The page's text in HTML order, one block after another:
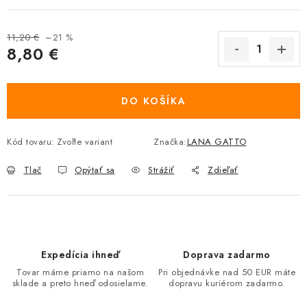
11,20 € –21 %
8,80 €
DO KOŠÍKA
Kód tovaru: Zvoľte variant Značka:LANA GATTO
Tlač Opýtať sa Strážiť Zdieľať
Expedícia ihneď
Tovar máme priamo na našom
sklade a preto hneď odosielame.
Doprava zadarmo
Pri objednávke nad 50 EUR máte
dopravu kuriérom zadarmo.